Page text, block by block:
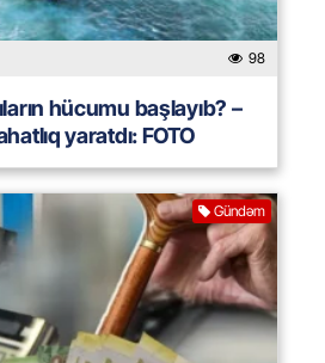
98
hücumu başlayıb? –
yaratdı: FOTO
Gündəm